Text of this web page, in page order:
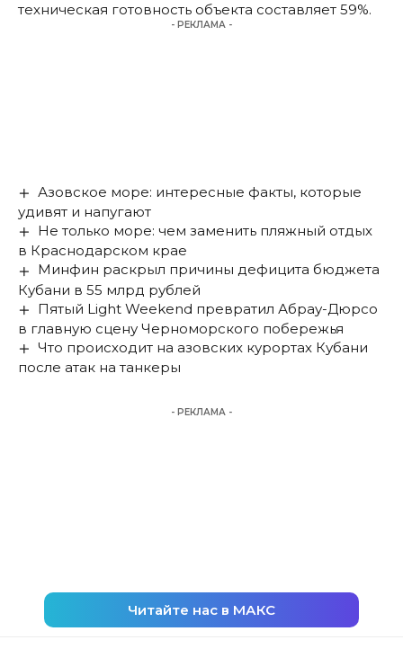
техническая готовность объекта составляет 59%.
- РЕКЛАМА -
Азовское море: интересные факты, которые
удивят и напугают
Не только море: чем заменить пляжный отдых
в Краснодарском крае
Минфин раскрыл причины дефицита бюджета
Кубани в 55 млрд рублей
Пятый Light Weekend превратил Абрау-Дюрсо
в главную сцену Черноморского побережья
Что происходит на азовских курортах Кубани
после атак на танкеры
- РЕКЛАМА -
Читайте нас в МАКС